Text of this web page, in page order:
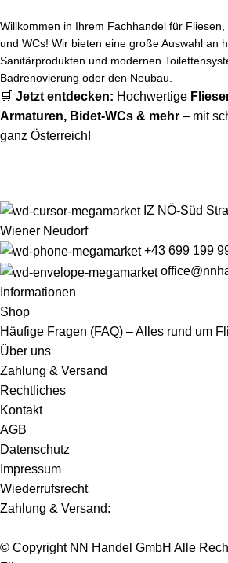
Willkommen in Ihrem Fachhandel für
und WCs! Wir bieten eine große Auswahl an
Sanitärprodukten und modernen
Badrenovierung oder den Neubau.
🛒 Jetzt entdecken: Hochwertige
Armaturen, Bidet-WCs & mehr – mit
ganz Österreich!
IZ NÖ-Süd
Wiener Neudorf
+43 699 199
Informationen
Shop
Häufige Fragen (FAQ) – Alles rund um
Über uns
Zahlung & Versand
Rechtliches
Kontakt
AGB
Datenschutz
Impressum
Wiederrufsrecht
Zahlung & Versand:
© Copyright NN Handel GmbH Alle